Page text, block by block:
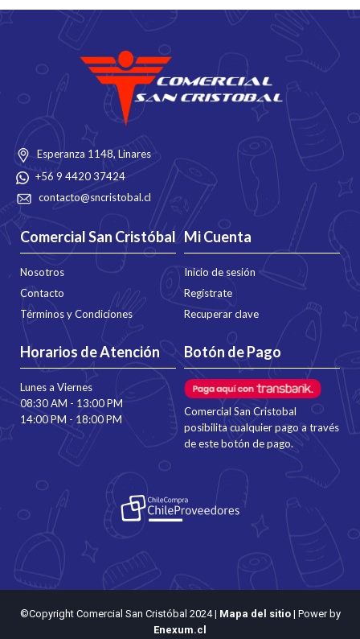
Esperanza 1148, Linares
+56 9 4420 37424
contacto@sncristobal.cl
Comercial San Cristóbal
Nosotros
Contacto
Términos y Condiciones
Mi Cuenta
Inicio de sesión
Regístrate
Recuperar clave
Horarios de Atención
Lunes a Viernes
08:30 AM - 13:00 PM
14:00 PM - 18:00 PM
Botón de Pago
Comercial San Cristobal
posibilita cualquier pago a través
de este botón de pago.
©Copyright Comercial San Cristóbal 2024| Mapa del sitio| Power by
Enexum.cl